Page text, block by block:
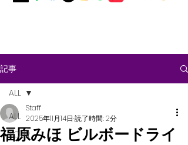
記事
ALL
TOUR
ALL
福原みほ ビルボードライ
Staff
2025年11月14日 読了時間: 2分